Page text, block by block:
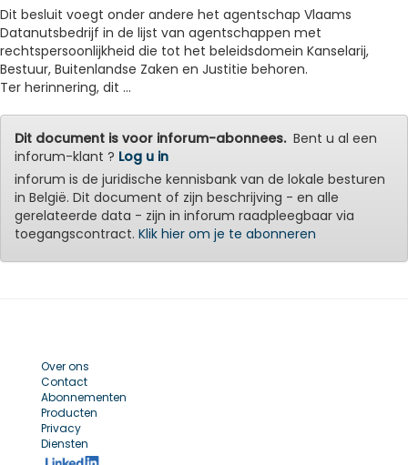
Dit besluit voegt onder andere het agentschap Vlaams
Datanutsbedrijf in de lijst van agentschappen met
rechtspersoonlijkheid die tot het beleidsdomein Kanselarij,
Bestuur, Buitenlandse Zaken en Justitie behoren.
Ter herinnering, dit ...
Dit document is voor inforum-abonnees.Bent u al een
inforum-klant ? Log u in
inforum is de juridische kennisbank van de lokale besturen
in België. Dit document of zijn beschrijving - en alle
gerelateerde data - zijn in inforum raadpleegbaar via
toegangscontract. Klik hier om je te abonneren
Over ons
Contact
Abonnementen
Producten
Privacy
Diensten